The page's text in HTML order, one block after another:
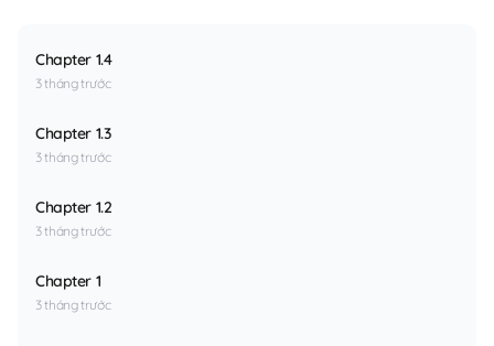
Chapter 1.4
3 tháng trước
Chapter 1.3
3 tháng trước
Chapter 1.2
3 tháng trước
Chapter 1
3 tháng trước